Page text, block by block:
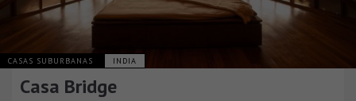
CASAS SUBURBANAS INDIA
Casa Bridge